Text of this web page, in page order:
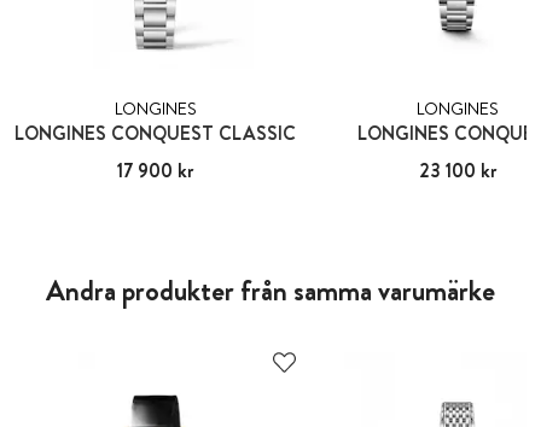
LONGINES
LONGINES CONQUEST CLASSIC
Pris: 17 900 kr
17 900 kr
LONGINES
LONGINES
Pris:23 100 kr
23 100 kr
Andra produkter från samma varumärke